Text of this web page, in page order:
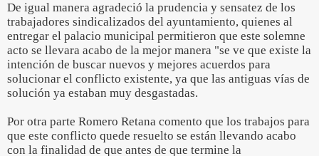
De igual manera agradeció la prudencia y sensatez de los
trabajadores sindicalizados del ayuntamiento, quienes al
entregar el palacio municipal permitieron que este solemne
acto se llevara acabo de la mejor manera "se ve que existe la
intención de buscar nuevos y mejores acuerdos para
solucionar el conflicto existente, ya que las antiguas vías de
solución ya estaban muy desgastadas.
Por otra parte Romero Retana comento que los trabajos para
que este conflicto quede resuelto se están llevando acabo
con la finalidad de que antes de que termine la